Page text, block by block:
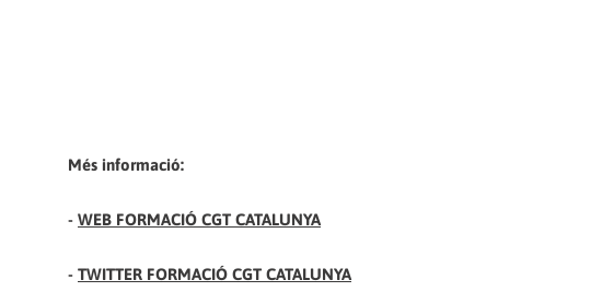
Més informació:
- WEB FORMACIÓ CGT CATALUNYA
- TWITTER FORMACIÓ CGT CATALUNYA